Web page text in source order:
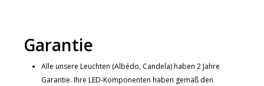
Garantie
Alle unsere Leuchten (Albédo, Candela) haben 2 Jahre
Garantie. Ihre LED-Komponenten haben gemäß den